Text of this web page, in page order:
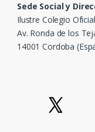
Sede Social y
Ilustre Colegio
Av. Ronda de los
14001 Cordoba